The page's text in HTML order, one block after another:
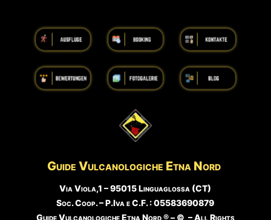
Guide Vulcanologiche Etna Nord
Via Viola,1 – 95015 Linguaglossa (CT)
Soc. Coop. – P.Iva e C.F. : 05583690879
Guide Vulcanologiche Etna Nord ® – © – All Rights